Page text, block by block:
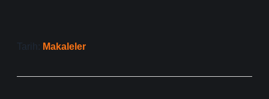
Tarih: Makaleler